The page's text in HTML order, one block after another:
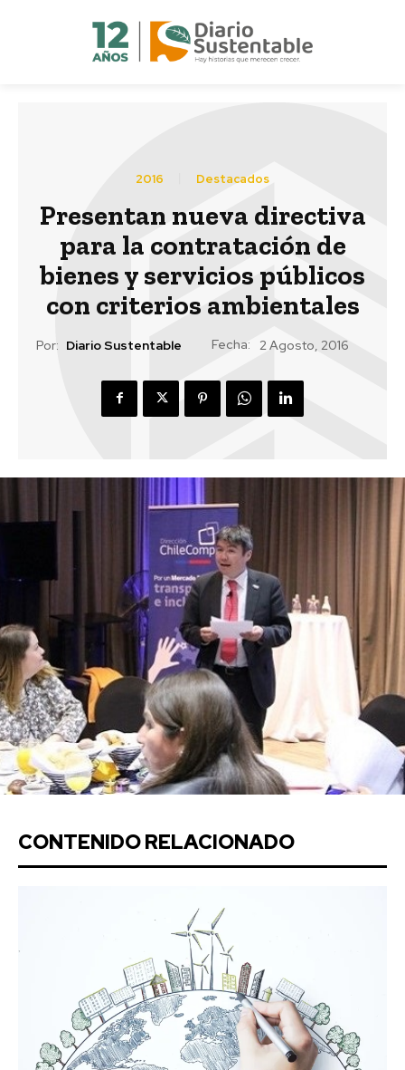
2016 Destacados
Presentan nueva directiva
para la contratación de
bienes y servicios públicos
con criterios ambientales
Por: Diario Sustentable Fecha: 2 Agosto, 2016
CONTENIDO RELACIONADO